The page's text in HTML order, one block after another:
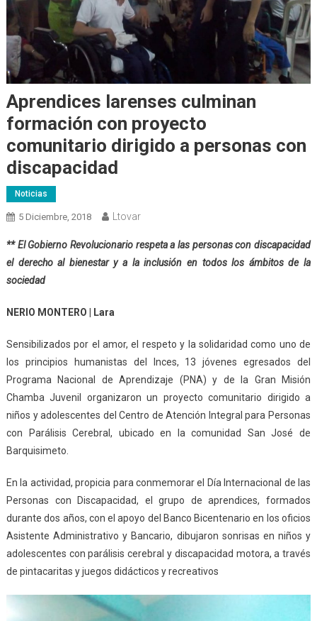
Aprendices larenses culminan
formación con proyecto
comunitario dirigido a personas con
discapacidad
Noticias
5 Diciembre, 2018 Ltovar
** El Gobierno Revolucionario respeta a las personas con discapacidad
el derecho al bienestar y a la inclusión en todos los ámbitos de la
sociedad
NERIO MONTERO | Lara
Sensibilizados por el amor, el respeto y la solidaridad como uno de
los principios humanistas del Inces, 13 jóvenes egresados del
Programa Nacional de Aprendizaje (PNA) y de la Gran Misión
Chamba Juvenil organizaron un proyecto comunitario dirigido a
niños y adolescentes del Centro de Atención Integral para Personas
con Parálisis Cerebral, ubicado en la comunidad San José de
Barquisimeto.
En la actividad, propicia para conmemorar el Día Internacional de las
Personas con Discapacidad, el grupo de aprendices, formados
durante dos años, con el apoyo del Banco Bicentenario en los oficios
Asistente Administrativo y Bancario, dibujaron sonrisas en niños y
adolescentes con parálisis cerebral y discapacidad motora, a través
de pintacaritas y juegos didácticos y recreativos